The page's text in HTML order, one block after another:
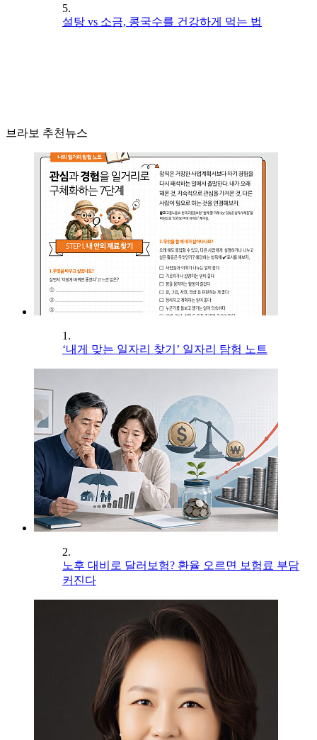
5.
설탕 vs 소금, 콩국수를 건강하게 먹는 법
브라보 추천뉴스
1.
‘내게 맞는 일자리 찾기’ 일자리 탐험 노트
2.
노후 대비로 달러보험? 환율 오르면 보험료 부담
커진다